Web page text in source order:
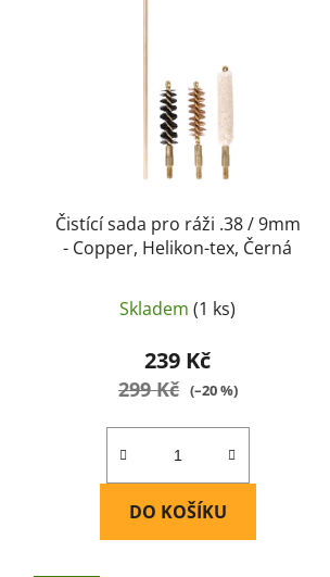
Čistící sada pro ráži .38 / 9mm
- Copper, Helikon-tex, Černá
Skladem(1 ks)
239 Kč
299 Kč (–20 %)
DO KOŠÍKU